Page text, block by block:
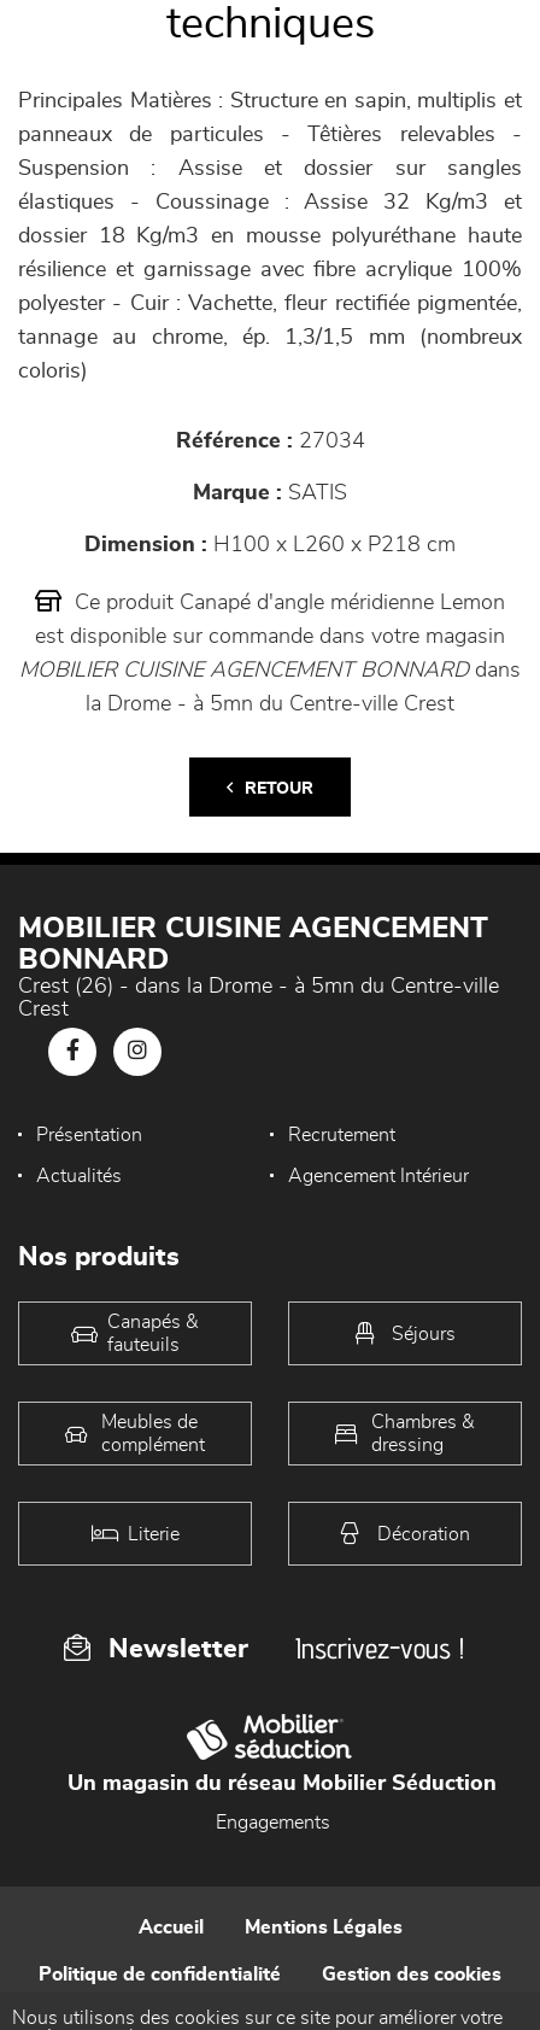
techniques
Principales Matières : Structure en sapin, multiplis et
panneaux de particules - Têtières relevables -
Suspension : Assise et dossier sur sangles
élastiques - Coussinage : Assise 32 Kg/m3 et
dossier 18 Kg/m3 en mousse polyuréthane haute
résilience et garnissage avec fibre acrylique 100%
polyester - Cuir : Vachette, fleur rectifiée pigmentée,
tannage au chrome, ép. 1,3/1,5 mm (nombreux
coloris)
Référence : 27034
Marque : SATIS
Dimension : H100 x L260 x P218 cm
Ce produit Canapé d'angle méridienne Lemon
est disponible sur commande dans votre magasin
MOBILIER CUISINE AGENCEMENT BONNARDdans
la Drome - à 5mn du Centre-ville Crest
RETOUR
MOBILIER CUISINE AGENCEMENT
BONNARD
Crest (26) - dans la Drome - à 5mn du Centre-ville
Crest
Présentation Recrutement
Actualités Agencement Intérieur
Nos produits
Canapés &
fauteuils
Séjours
Meubles de
complément
Chambres &
dressing
Literie Décoration
Newsletter Inscrivez-vous !
Un magasin du réseau Mobilier Séduction
Engagements
Accueil Mentions Légales
Politique de confidentialité Gestion des cookies
Contact
Nous utilisons des cookies sur ce site pour améliorer votre